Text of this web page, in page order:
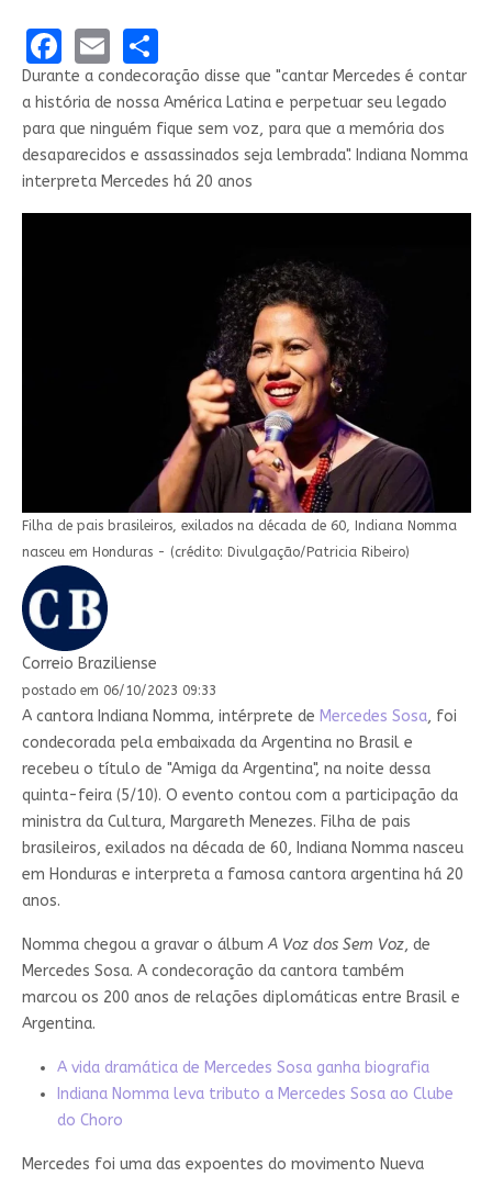
Facebook
EmailShare
Durante a condecoração disse que "cantar Mercedes é contar
a história de nossa América Latina e perpetuar seu legado
para que ninguém fique sem voz, para que a memória dos
desaparecidos e assassinados seja lembrada". Indiana Nomma
interpreta Mercedes há 20 anos
Filha de pais brasileiros, exilados na década de 60, Indiana Nomma
nasceu em Honduras - (crédito: Divulgação/Patricia Ribeiro)
Correio Braziliense
postado em 06/10/2023 09:33
A cantora Indiana Nomma, intérprete de Mercedes Sosa, foi
condecorada pela embaixada da Argentina no Brasil e
recebeu o título de "Amiga da Argentina", na noite dessa
quinta-feira (5/10). O evento contou com a participação da
ministra da Cultura, Margareth Menezes. Filha de pais
brasileiros, exilados na década de 60, Indiana Nomma nasceu
em Honduras e interpreta a famosa cantora argentina há 20
anos.
Nomma chegou a gravar o álbumA Voz dos Sem Voz, de
Mercedes Sosa. A condecoração da cantora também
marcou os 200 anos de relações diplomáticas entre Brasil e
Argentina.
A vida dramática de Mercedes Sosa ganha biografia
Indiana Nomma leva tributo a Mercedes Sosa ao Clube
do Choro
Mercedes foi uma das expoentes do movimento Nueva